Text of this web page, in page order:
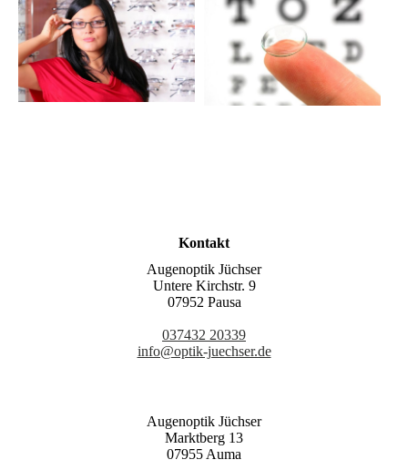
Kontakt
Augenoptik Jüchser
Untere Kirchstr. 9
07952 Pausa
037432 20339
info@optik-juechser.de
Augenoptik Jüchser
Marktberg 13
07955 Auma